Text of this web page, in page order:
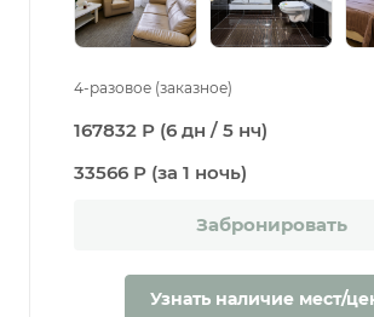
4-разовое (заказное)
167832 Р (6 дн / 5 нч)
33566 Р (за 1 ночь)
Забронировать
Узнать наличие мест/